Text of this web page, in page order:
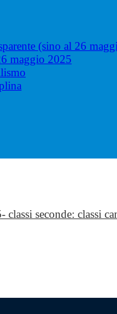
(sino al 26
maggio 2025
seconde: classi